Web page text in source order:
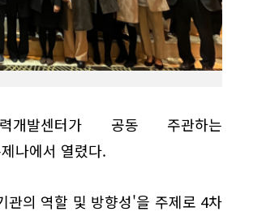
력개발센터가 공동 주관하는
나에서 열렸다.
관의 역할 및 방향성'을 주제로 4차